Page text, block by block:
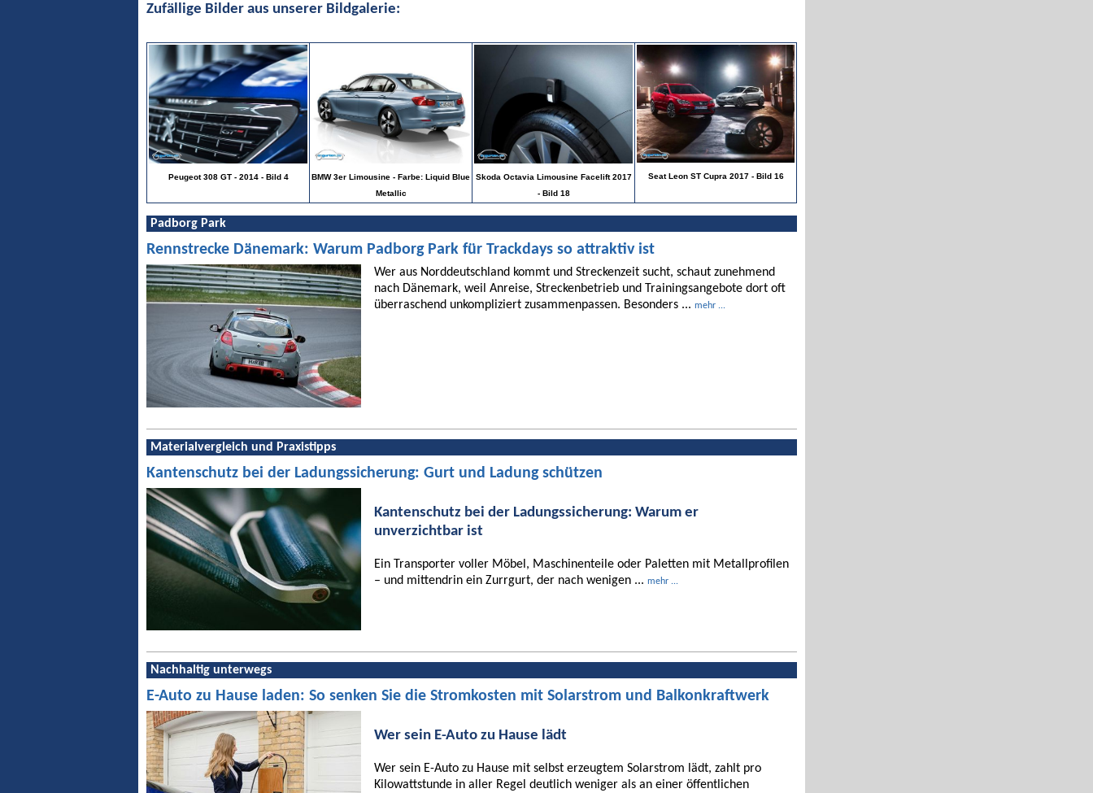
Zufällige Bilder aus unserer Bildgalerie:
Peugeot 308 GT - 2014 - Bild 4
BMW 3er Limousine - Farbe: Liquid Blue
Metallic
Skoda Octavia Limousine Facelift 2017
- Bild 18
Seat Leon ST Cupra 2017 - Bild 16
Padborg Park
Rennstrecke Dänemark: Warum Padborg Park für Trackdays so attraktiv ist
Wer aus Norddeutschland kommt und Streckenzeit sucht, schaut zunehmend
nach Dänemark, weil Anreise, Streckenbetrieb und Trainingsangebote dort oft
überraschend unkompliziert zusammenpassen. Besonders ... mehr ...
Materialvergleich und Praxistipps
Kantenschutz bei der Ladungssicherung: Gurt und Ladung schützen
Kantenschutz bei der Ladungssicherung: Warum er
unverzichtbar ist
Ein Transporter voller Möbel, Maschinenteile oder Paletten mit Metallprofilen
– und mittendrin ein Zurrgurt, der nach wenigen ... mehr ...
Nachhaltig unterwegs
E-Auto zu Hause laden: So senken Sie die Stromkosten mit Solarstrom und Balkonkraftwerk
Wer sein E-Auto zu Hause lädt
Wer sein E-Auto zu Hause mit selbst erzeugtem Solarstrom lädt, zahlt pro
Kilowattstunde in aller Regel deutlich weniger als an einer öffentlichen